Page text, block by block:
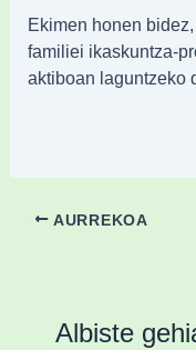
Ekimen honen
familiei ikaskuntza-
aktiboan laguntzeko
AURREKOA
Albiste